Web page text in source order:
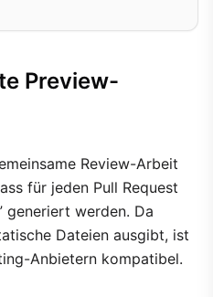
Preview-
Review-Arbeit
für jeden Pull Request
generiert werden. Da
Dateien ausgibt, ist
Anbietern kompatibel.